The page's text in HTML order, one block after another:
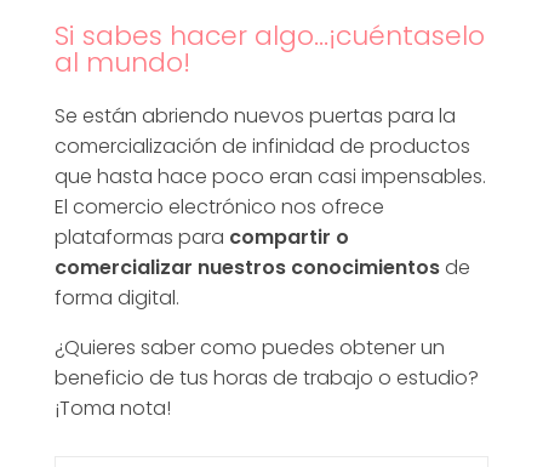
f
o
p
r
o
d
u
Si sabes hacer algo...¡cuéntaselo
al mundo!
Se están abriendo nuevos puertas para la
comercialización de infinidad de productos
que hasta hace poco eran casi impensables.
El comercio electrónico nos ofrece
plataformas para compartir o
comercializar nuestros conocimientosde
forma digital.
¿Quieres saber como puedes obtener un
beneficio de tus horas de trabajo o estudio?
¡Toma nota!